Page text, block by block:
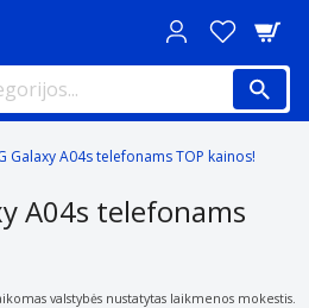
Galaxy A04s telefonams TOP kainos!
A04s telefonams
valstybės nustatytas laikmenos mokestis.